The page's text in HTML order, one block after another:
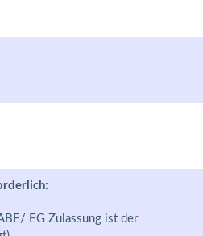
EG Zulassung ist der